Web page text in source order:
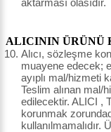
ALICININ ÜRÜNÜ
Alıcı, sözleşme
muayene edecek;
ayıplı mal/hizmeti
Teslim alınan mal/
edilecektir. ALICI ,
korunmak
kullanılmamalıdır.